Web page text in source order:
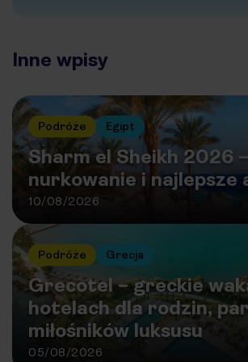
Inne wpisy
Podróże Egipt
Sharm el Sheikh 2026
nurkowanie i najlepsze
10/08/2026
Podróże Grecja
Grecotel – greckie
hotelach dla rodzin,
miłośników luksusu
05/08/2026